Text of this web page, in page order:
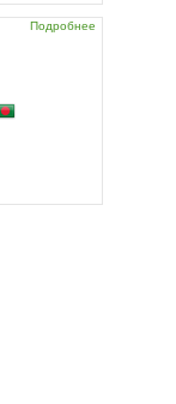
Подробнее